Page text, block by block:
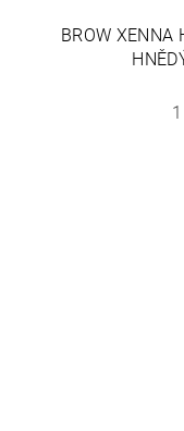
BROW XENNA